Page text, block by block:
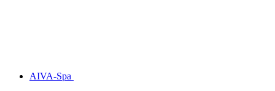
AIVA-Spa